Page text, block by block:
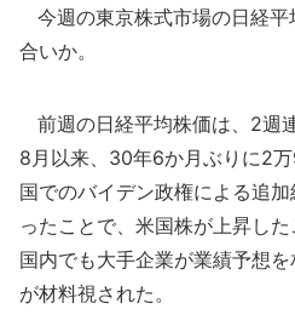
今週の東京株式市場の日経平
合いか。
前週の日経平均株価は、2週
8月以来、30年6か月ぶりに2
国でのバイデン政権による追
ったことで、米国株が上昇した
国内でも大手企業が業績予想
が材料視された。